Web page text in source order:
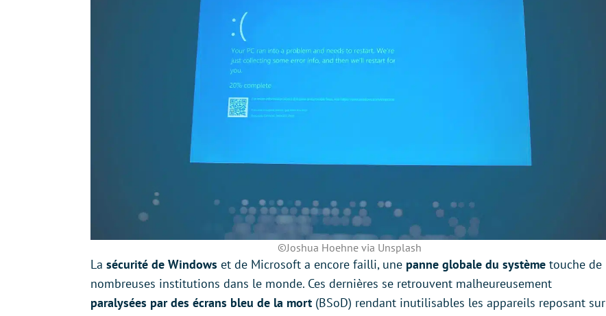
©Joshua Hoehne via Unsplash
La sécurité de Windows et de Microsoft a encore failli, une panne globale du système touche de
nombreuses institutions dans le monde. Ces dernières se retrouvent malheureusement
paralysées par des écrans bleu de la mort (BSoD) rendant inutilisables les appareils reposant sur